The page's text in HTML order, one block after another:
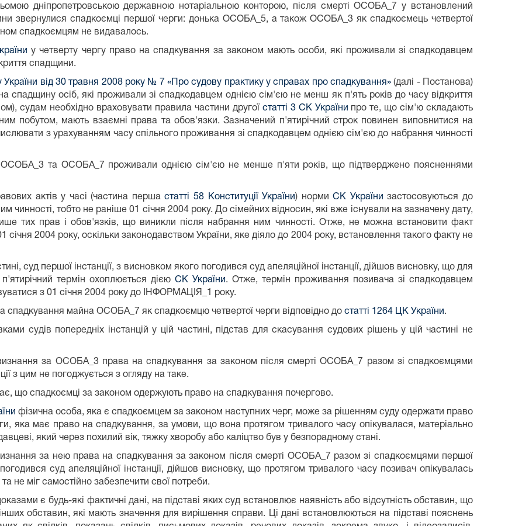
дніпропетровською державною нотаріальною конторою, після смерті ОСОБА_7 у встановлений
звернулися спадкоємці першої черги: донька ОСОБА_5, а також ОСОБА_3 як спадкоємець четвертої
спадкоємцям не видавалось.
у четверту чергу право на спадкування за законом мають особи, які проживали зі спадкодавцем
спадщини.
від 30 травня 2008 року № 7 «Про судову практику у справах про спадкування» (далі - Постанова)
спадщину осіб, які проживали зі спадкодавцем однією сім'єю не менш як п'ять років до часу відкриття
судам необхідно враховувати правила частини другої статті 3 СК України про те, що сім'ю складають
побутом, мають взаємні права та обов'язки. Зазначений п'ятирічний строк повинен виповнитися на
з урахуванням часу спільного проживання зі спадкодавцем однією сім'єю до набрання чинності
ОСОБА_3 та ОСОБА_7 проживали однією сім'єю не менше п'яти років, що підтверджено поясненнями
актів у часі (частина першастатті 58 Конституції України) нормиСК України застосовуються до
чинності, тобто не раніше 01 січня 2004 року. До сімейних відносин, які вже існували на зазначену дату,
тих прав і обов'язків, що виникли після набрання ним чинності. Отже, не можна встановити факт
2004 року, оскільки законодавством України, яке діяло до 2004 року, встановлення такого факту не
суд першої інстанції, з висновком якого погодився суд апеляційної інстанції, дійшов висновку, що для
термін охоплюється дією СК України. Отже, термін проживання позивача зі спадкодавцем
з 01 січня 2004 року до ІНФОРМАЦІЯ_1 року.
спадкування майна ОСОБА_7 як спадкоємцю четвертої черги відповідно до статті 1264 ЦК України.
судів попередніх інстанцій у цій частині, підстав для скасування судових рішень у цій частині не
за ОСОБА_3 права на спадкування за законом після смерті ОСОБА_7 разом зі спадкоємцями
з цим не погоджується з огляду на таке.
що спадкоємці за законом одержують право на спадкування почергово.
фізична особа, яка є спадкоємцем за законом наступних черг, може за рішенням суду одержати право
яка має право на спадкування, за умови, що вона протягом тривалого часу опікувалася, матеріально
який через похилий вік, тяжку хворобу або каліцтво був у безпорадному стані.
за нею права на спадкування за законом після смерті ОСОБА_7 разом зі спадкоємцями першої
суд апеляційної інстанції, дійшов висновку, що протягом тривалого часу позивач опікувалась
не міг самостійно забезпечити свої потреби.
є будь-які фактичні дані, на підставі яких суд встановлює наявність або відсутність обставин, що
обставин, які мають значення для вирішення справи. Ці дані встановлюються на підставі пояснень